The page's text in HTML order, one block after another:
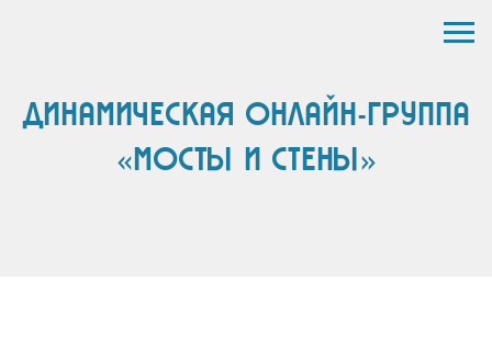
ДИНАМИЧЕСКАЯ ОНЛАЙН-ГРУППА
«МОСТЫ И СТЕНЫ»